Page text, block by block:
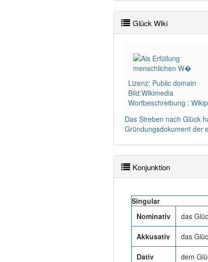
84% unserer Spielapp-
Glück Wiki
Lizenz: Public domain
Bild:Wikimedia
Wortbeschreibung :
Das Streben nach Glück
Gründungsdokument der
Konjunktion
Singular
Nominativ
das
Akkusativ das
Dativ dem